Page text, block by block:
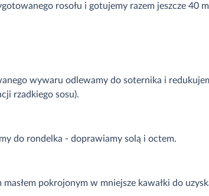
rosołu i gotujemy razem jeszcze 40
wywaru odlewamy do soternika i
rzadkiego sosu).
do rondelka - doprawiamy solą i octem.
masłem pokrojonym w mniejsze kawałki do